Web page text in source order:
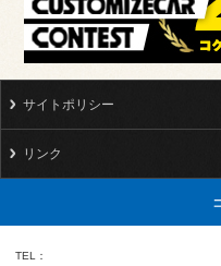
サイトポリシー
リンク
TEL